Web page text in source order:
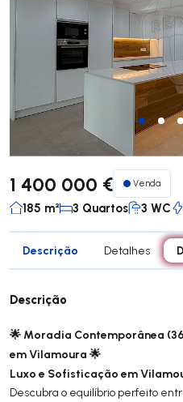
1 400 000 € Venda
185 m² 3 Quartos 3 WC
Descrição Detalhes
Descrição
🌟 Moradia Contemporânea
em Vilamoura 🌟
Luxo e Sofisticação em
Descubra o equilíbrio perfeito